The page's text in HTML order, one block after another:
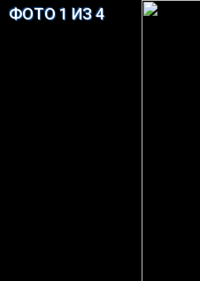
ФОТО 1 ИЗ 4